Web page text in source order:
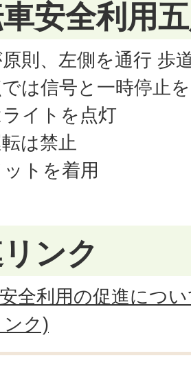
安全利用
則、左側を通行 歩
は信号と一時停止
イトを点灯
は禁止
トを着用
ンク
全利用の促進につ
ンク)